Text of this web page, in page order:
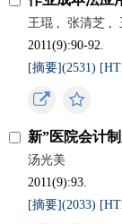
王琨 , 张清芝 ,
2011(9):90-92.
[摘要](2531)
新”医院会计
汤光美
2011(9):93.
[摘要](2033)